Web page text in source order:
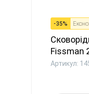
-35%
Fissman
алюм...
Артикул: